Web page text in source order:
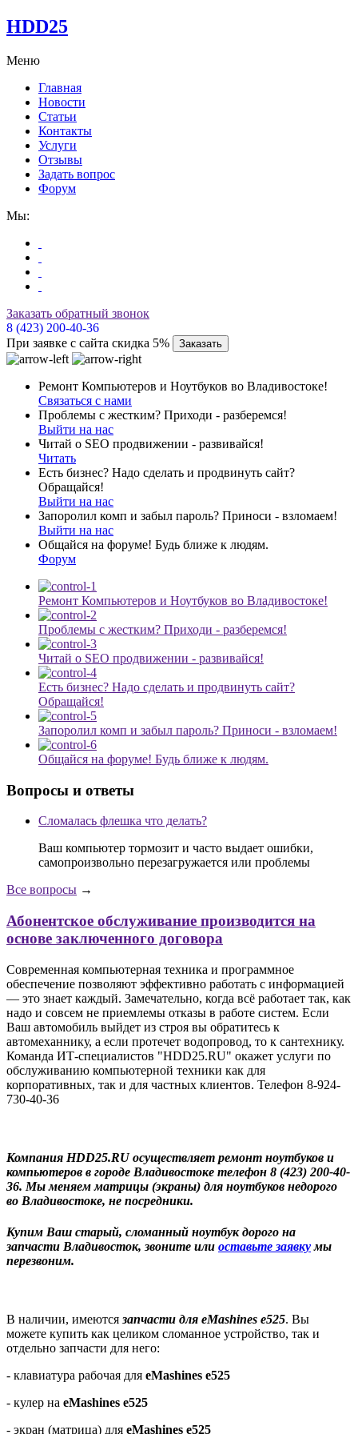
HDD25
Меню
Главная
Новости
Статьи
Контакты
Услуги
Отзывы
Задать вопрос
Форум
Мы:
Заказать обратный звонок
8 (423) 200-40-36
При заявке с сайта скидка 5%
Заказать
Ремонт Компьютеров и Ноутбуков во Владивостоке!
Связаться с нами
Проблемы с жестким? Приходи - разберемся!
Выйти на нас
Читай о SEO продвижении - развивайся!
Читать
Есть бизнес? Надо сделать и продвинуть сайт?
Обращайся!
Выйти на нас
Запоролил комп и забыл пароль? Приноси - взломаем!
Выйти на нас
Общайся на форуме! Будь ближе к людям.
Форум
Ремонт Компьютеров и Ноутбуков во Владивостоке!
Проблемы с жестким? Приходи - разберемся!
Читай о SEO продвижении - развивайся!
Есть бизнес? Надо сделать и продвинуть сайт?
Обращайся!
Запоролил комп и забыл пароль? Приноси - взломаем!
Общайся на форуме! Будь ближе к людям.
Вопросы и ответы
Сломалась флешка что делать?
Ваш компьютер тормозит и часто выдает ошибки,
самопроизвольно перезагружается или проблемы
Все вопросы →
Абонентское обслуживание производится на
основе заключенного договора
Современная компьютерная техника и программное
обеспечение позволяют эффективно работать с информацией
— это знает каждый. Замечательно, когда всё работает так, как
надо и совсем не приемлемы отказы в работе систем. Если
Ваш автомобиль выйдет из строя вы обратитесь к
автомеханнику, а если протечет водопровод, то к сантехнику.
Команда ИТ-специалистов "HDD25.RU" окажет услуги по
обслуживанию компьютерной техники как для
корпоративных, так и для частных клиентов. Телефон 8-924-
730-40-36
Компания HDD25.RU осуществляет ремонт ноутбуков и
компьютеров в городе Владивостоке телефон 8 (423) 200-40-
36. Мы меняем матрицы (экраны) для ноутбуков недорого
во Владивостоке, не посредники.
Купим Ваш старый, сломанный ноутбук дорого на
запчасти Владивосток, звоните или оставьте заявкумы
перезвоним.
В наличии, имеютсязапчасти для eMashines e525. Вы
можете купить как целиком сломанное устройство, так и
отдельно запчасти для него:
- клавиатура рабочая для eMashines e525
- кулер на eMashines e525
- экран (матрица) для eMashines e525